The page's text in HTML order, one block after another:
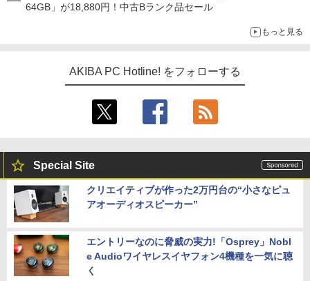
64GB」が18,880円！中古Bランク品セール
もっと見る
AKIBA PC Hotline! をフォローする
Special Site
クリエイティブが作った2万円台の“小さなピュ
アオーディオスピーカー”
エントリーなのに脅威の実力!「Osprey」Nobl
e Audioワイヤレスイヤフォン4機種を一気に聴
く